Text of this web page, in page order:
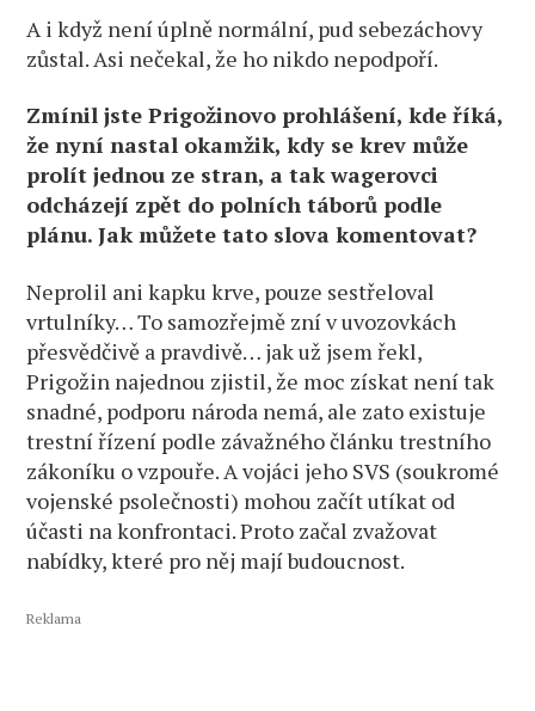
A i když není úplně normální, pud sebezáchovy
zůstal. Asi nečekal, že ho nikdo nepodpoří.
Zmínil jste Prigožinovo prohlášení, kde říká,
že nyní nastal okamžik, kdy se krev může
prolít jednou ze stran, a tak wagerovci
odcházejí zpět do polních táborů podle
plánu. Jak můžete tato slova komentovat?
Neprolil ani kapku krve, pouze sestřeloval
vrtulníky… To samozřejmě zní v uvozovkách
přesvědčivě a pravdivě… jak už jsem řekl,
Prigožin najednou zjistil, že moc získat není tak
snadné, podporu národa nemá, ale zato existuje
trestní řízení podle závažného článku trestního
zákoníku o vzpouře. A vojáci jeho SVS (soukromé
vojenské psolečnosti) mohou začít utíkat od
účasti na konfrontaci. Proto začal zvažovat
nabídky, které pro něj mají budoucnost.
Reklama